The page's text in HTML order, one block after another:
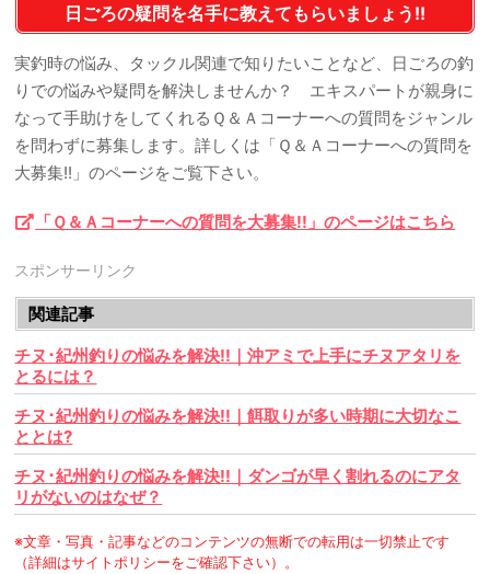
日ごろの疑問を名手に教えてもらいましょう!!
実釣時の悩み、タックル関連で知りたいことなど、日ごろの釣
りでの悩みや疑問を解決しませんか？ エキスパートが親身に
なって手助けをしてくれるＱ＆Ａコーナーへの質問をジャンル
を問わずに募集します。詳しくは「Ｑ＆Ａコーナーへの質問を
大募集!!」のページをご覧下さい。
「Ｑ＆Ａコーナーへの質問を大募集!!」のページはこちら
スポンサーリンク
関連記事
チヌ･紀州釣りの悩みを解決!!｜沖アミで上手にチヌアタリを
とるには？
チヌ･紀州釣りの悩みを解決!!｜餌取りが多い時期に大切なこ
ととは?
チヌ･紀州釣りの悩みを解決!!｜ダンゴが早く割れるのにアタ
リがないのはなぜ？
※文章・写真・記事などのコンテンツの無断での転用は一切禁止です
（詳細はサイトポリシーをご確認下さい）。